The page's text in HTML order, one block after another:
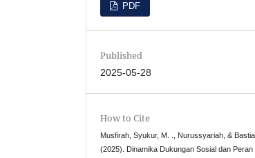
PDF
Published
2025-05-28
How to Cite
Musfirah, Syukur, M. ., Nurussyariah, &
(2025). Dinamika Dukungan Sosial dan Peran